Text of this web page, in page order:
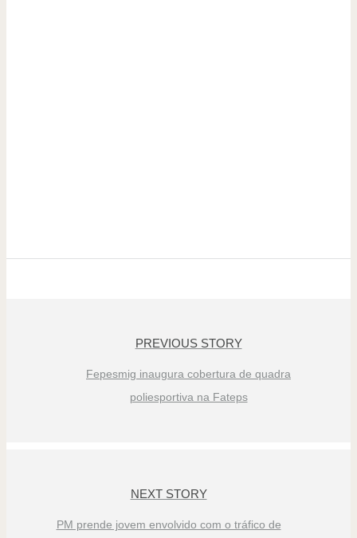
PREVIOUS STORY
Fepesmig inaugura cobertura de quadra
poliesportiva na Fateps
NEXT STORY
PM prende jovem envolvido com o tráfico de